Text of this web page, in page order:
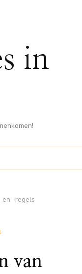
in
en -regels
van